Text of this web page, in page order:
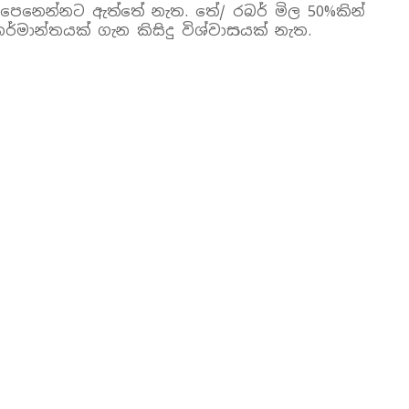
ඇත්තේ නැත. තේ/ රබර් මිල 50%කින්
ගැන කිසිදු විශ්වාසයක් නැත.